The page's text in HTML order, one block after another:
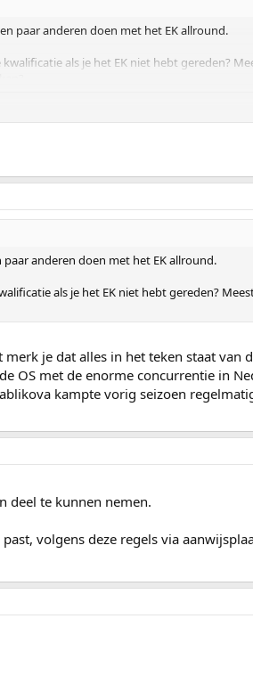
paar anderen doen met het EK allround.
als je het EK niet hebt gereden?
subtoppers als inderdaad helemaal niemand
paar anderen doen met het EK allround.
als je het EK niet hebt gereden?
je dat alles in het teken staat van
OS met de enorme concurrentie in
kampte vorig seizoen
deel te kunnen nemen.
volgens deze regels via